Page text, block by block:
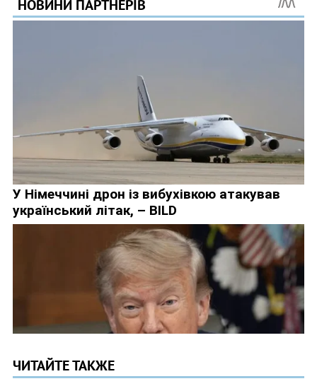
ЧИТАЙТЕ ТАКЖЕ